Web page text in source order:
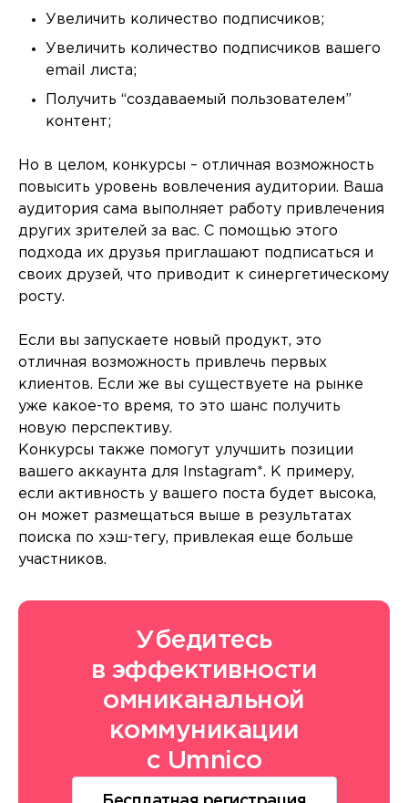
Увеличить количество подписчиков;
Увеличить количество подписчиков вашего
email листа;
Получить “создаваемый пользователем”
контент;
Но в целом, конкурсы – отличная возможность
повысить уровень вовлечения аудитории. Ваша
аудитория сама выполняет работу привлечения
других зрителей за вас. С помощью этого
подхода их друзья приглашают подписаться и
своих друзей, что приводит к синергетическому
росту.
Если вы запускаете новый продукт, это
отличная возможность привлечь первых
клиентов. Если же вы существуете на рынке
уже какое-то время, то это шанс получить
новую перспективу.
Конкурсы также помогут улучшить позиции
вашего аккаунта для Instagram*. К примеру,
если активность у вашего поста будет высока,
он может размещаться выше в результатах
поиска по хэш-тегу, привлекая еще больше
участников.
Убедитесь
в эффективности
омниканальной
коммуникации
с Umnico